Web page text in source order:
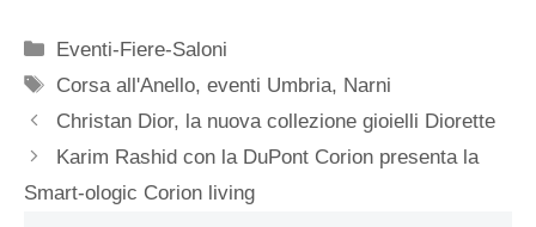
Categorie
Eventi-Fiere-Saloni
Tag
Corsa all'Anello,eventi Umbria, Narni
Christan Dior, la nuova collezione gioielli Diorette
Karim Rashid con la DuPont Corion presenta la
Smart-ologic Corion living